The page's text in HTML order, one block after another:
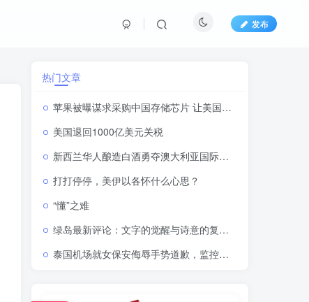
发布
热门文章
苹果被曝谋求采购中国存储芯片 让美国坐不住了
美国退回1000亿美元关税
新西兰华人酿造白酒勇夺澳大利亚国际酒水大奖赛金奖一一连续三年获奖，实现铜奖、银奖到金奖的历史性跨越
打打停停，美伊以各怀什么心思？
“懂”之难
绿岛最新评论：文字的觉醒与诗意的复甦 ——桂清扬与满涛两代翻译家的灵魂共振
泰国机场就女保安侮辱手势道歉，监控视频曝光后骂声一片